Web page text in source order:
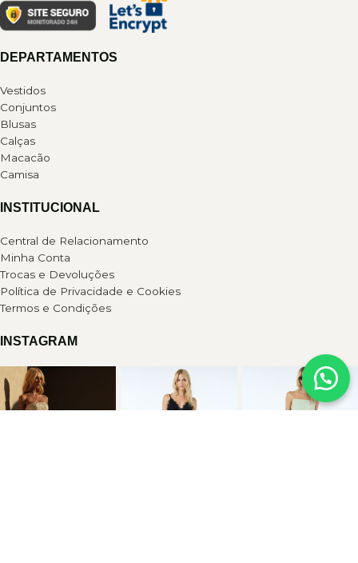
DEPARTAMENTOS
Vestidos
Conjuntos
Blusas
Calças
Macacão
Camisa
INSTITUCIONAL
Central de Relacionamento
Minha Conta
Trocas e Devoluções
Política de Privacidade e Cookies
Termos e Condições
INSTAGRAM